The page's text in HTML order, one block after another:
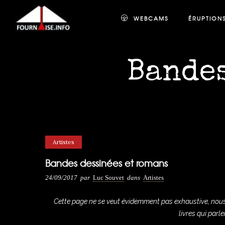
WEBCAMS
Artistes
Bandes dessinées et romans
24/09/2017 par Luc Souvet dans Artistes
Cette page ne se veut évidemment pas exhaustive,
livres qui